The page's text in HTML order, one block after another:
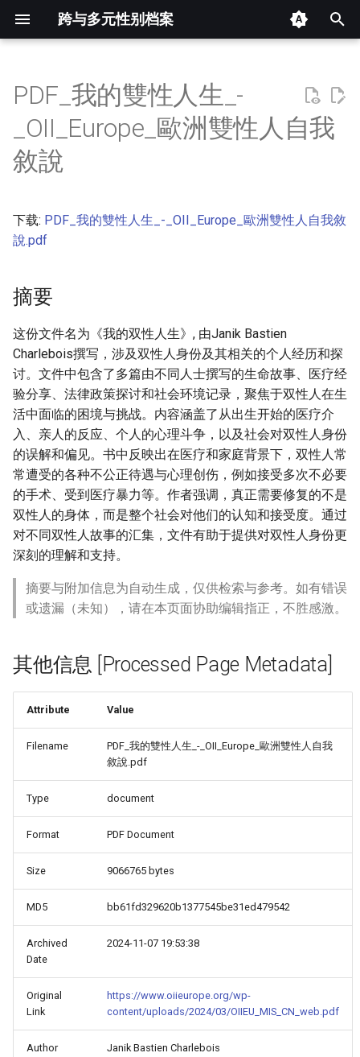
跨与多元性别档案
开
始
索
摘要
其他信息 [Processed Page
Metadata]
PDF_我的雙性人生_-
_OII_Europe_歐洲雙性人自我
敘說
下载: PDF_我的雙性人生_-_OII_Europe_歐洲雙性人自我敘
說.pdf
摘要
这份文件名为《我的双性人生》, 由Janik Bastien
Charlebois撰写，涉及双性人身份及其相关的个人经历和探
讨。文件中包含了多篇由不同人士撰写的生命故事、医疗经
验分享、法律政策探讨和社会环境记录，聚焦于双性人在生
活中面临的困境与挑战。内容涵盖了从出生开始的医疗介
入、亲人的反应、个人的心理斗争，以及社会对双性人身份
的误解和偏见。书中反映出在医疗和家庭背景下，双性人常
常遭受的各种不公正待遇与心理创伤，例如接受多次不必要
的手术、受到医疗暴力等。作者强调，真正需要修复的不是
双性人的身体，而是整个社会对他们的认知和接受度。通过
对不同双性人故事的汇集，文件有助于提供对双性人身份更
深刻的理解和支持。
摘要与附加信息为自动生成，仅供检索与参考。如有错误
或遗漏（未知），请在本页面协助编辑指正，不胜感激。
其他信息 [Processed Page Metadata]
Attribute Value
Filename
PDF_我的雙性人生_-_OII_Europe_歐洲雙性人自我
敘說.pdf
Type document
Format PDF Document
Size 9066765 bytes
MD5 bb61fd329620b1377545be31ed479542
Archived
Date
2024-11-07 19:53:38
Original
Link
https://www.oiieurope.org/wp-
content/uploads/2024/03/OIIEU_MIS_CN_web.pdf
Author Janik Bastien Charlebois